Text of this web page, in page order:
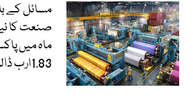
مسائل کے
صنعت کا
ماہ میں
1.83ارب ڈالر سے تجاوز